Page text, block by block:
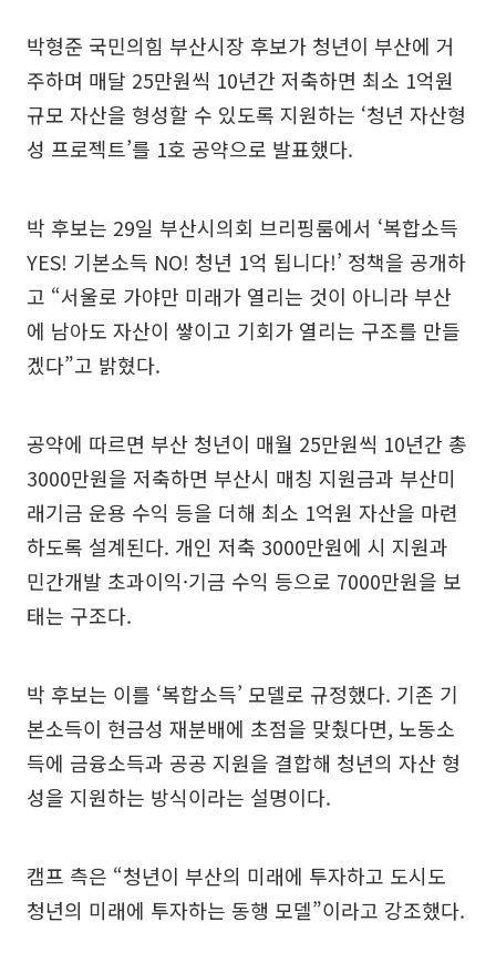
박형준 국민의힘 부산시장 후보가 청년이 부산에 거
주하며 매달 25만원씩 10년간 저축하면 최소 1억원
규모 자산을 형성할 수 있도록 지원하는 ‘청년 자산형
성 프로젝트’를 1호 공약으로 발표했다.
박 후보는 29일 부산시의회 브리핑룸에서 ‘복합소득
YES! 기본소득 NO! 청년 1억 됩니다!’ 정책을 공개하
고 “서울로 가야만 미래가 열리는 것이 아니라 부산
에 남아도 자산이 쌓이고 기회가 열리는 구조를 만들
겠다”고 밝혔다.
공약에 따르면 부산 청년이 매월 25만원씩 10년간 총
3000만원을 저축하면 부산시 매칭 지원금과 부산미
래기금 운용 수익 등을 더해 최소 1억원 자산을 마련
하도록 설계된다. 개인 저축 3000만원에 시 지원과
민간개발 초과이익·기금 수익 등으로 7000만원을 보
태는 구조다.
박 후보는 이를 ‘복합소득’ 모델로 규정했다. 기존 기
본소득이 현금성 재분배에 초점을 맞췄다면, 노동소
득에 금융소득과 공공 지원을 결합해 청년의 자산 형
성을 지원하는 방식이라는 설명이다.
캠프 측은 “청년이 부산의 미래에 투자하고 도시도
청년의 미래에 투자하는 동행 모델”이라고 강조했다.